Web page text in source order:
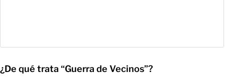
¿De qué trata “Guerra de Vecinos”?